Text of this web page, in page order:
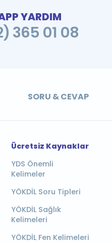
YARDIM
365 01 08
SORU & CEVAP
Ücretsiz Kaynaklar
YDS Önemli
Kelimeler
YÖKDİL Soru Tipleri
YÖKDİL Sağlık
Kelimeleri
YÖKDİL Fen Kelimeleri